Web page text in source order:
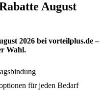
August
2026 bei vorteilplus.de –
Wahl.
für jeden Bedarf